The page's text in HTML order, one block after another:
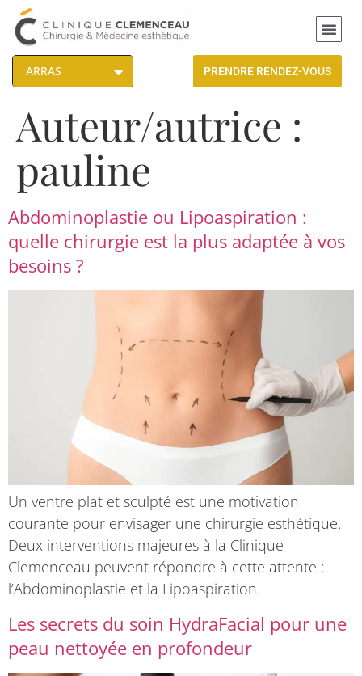
PRENDRE RENDEZ-VOUS
Auteur/autrice :
pauline
Abdominoplastie ou Lipoaspiration :
quelle chirurgie est la plus adaptée à vos
besoins ?
Un ventre plat et sculpté est une motivation
courante pour envisager une chirurgie esthétique.
Deux interventions majeures à la Clinique
Clemenceau peuvent répondre à cette attente :
l’Abdominoplastie et la Lipoaspiration.
Les secrets du soin HydraFacial pour une
peau nettoyée en profondeur